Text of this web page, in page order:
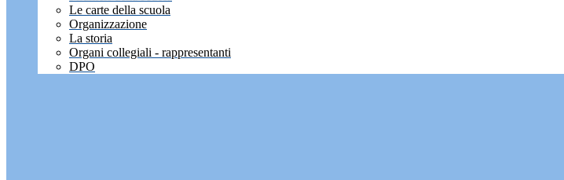
Le carte della scuola
Organizzazione
La storia
Organi collegiali - rappresentanti
DPO